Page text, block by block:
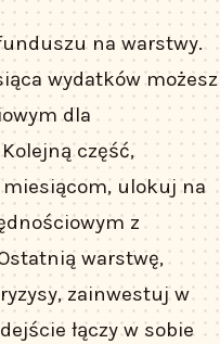
na warstwy.
wydatków możesz
dla
część,
ulokuj na
z
warstwę,
zainwestuj w
łączy w sobie